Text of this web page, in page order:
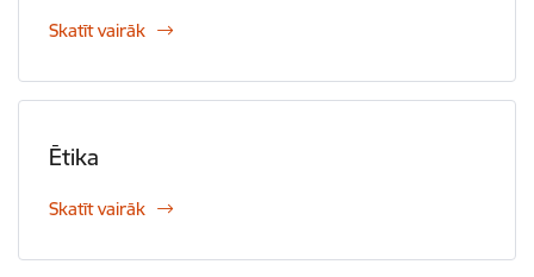
Skatīt vairāk
Ētika
Skatīt vairāk